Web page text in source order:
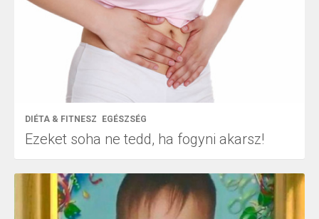
DIÉTA & FITNESZ EGÉSZSÉG
Ezeket soha ne tedd, ha fogyni akarsz!